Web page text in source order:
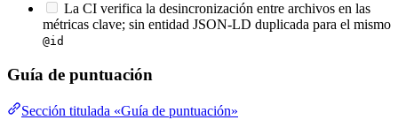
La CI verifica la desincronización entre archivos en las
métricas clave; sin entidad JSON-LD duplicada para el mismo
@id
Guía de puntuación
Sección titulada «Guía de puntuación»